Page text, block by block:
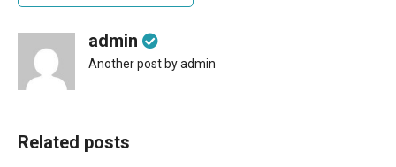
admin
Another post by admin
Related posts